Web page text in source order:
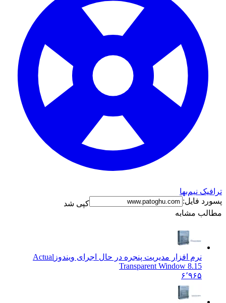
ترافیک نیم‌بها
پسورد فایل:
کپی شد
مطالب مشابه
نرم افزار مدیریت پنجره در حال اجرای ویندوز Actual
Transparent Window 8.15
۶٬۹۶۵